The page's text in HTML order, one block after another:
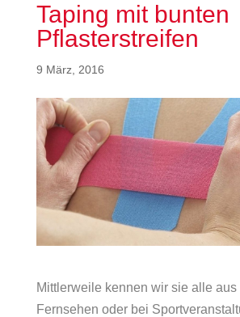
Taping mit bunten
Pflasterstreifen
9 März, 2016
Mittlerweile kennen wir sie alle aus
Fernsehen oder bei